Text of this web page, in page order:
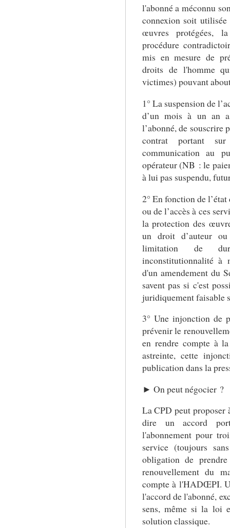
l'abonné a méconnu
connexion soit
œuvres protégées,
procédure
mis en mesure de
droits de l'homme
victimes) pouvant
1° La suspension de
d’un mois à un an
l’abonné, de souscrire
contrat portant
communication au
opérateur (NB : le
à lui pas suspendu,
2° En fonction de
ou de l’accès à ces
la protection des
un droit d’auteur
limitation de
inconstitutionnalité à
d'un amendement du
savent pas si c'est
juridiquement faisable
3° Une injonction de
prévenir le
en rendre compte à
astreinte, cette
publication dans la
► On peut négocier ?
La CPD peut proposer
dire un accord
l'abonnement pour
service (toujours
obligation de
renouvellement du
compte à l'HADŒPI.
l'accord de l'abonné,
sens, même si la loi
solution classique.